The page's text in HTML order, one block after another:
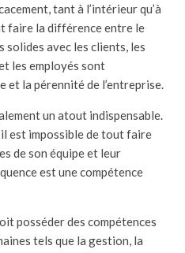
tant à l’intérieur qu’à
faire la différence entre le
solides avec les clients, les
les employés sont
et la pérennité de l’entreprise.
un atout indispensable.
il est impossible de tout faire
de son équipe et leur
est une compétence
posséder des compétences
tels que la gestion, la